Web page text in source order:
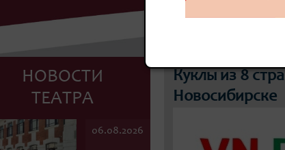
НОВОСТИ
ТЕАТРА
06.08.2026
Куклы из 8
Новосибирске